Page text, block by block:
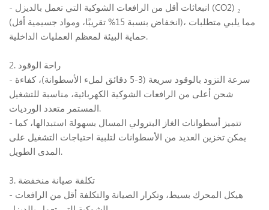
- انبعاثات أقل من الرافعات الشوكية التي تعمل بالديزل (CO2) ₂
(انخفاض بنسبة 15% تقريبًا، ومواد جسيمية أقل)، مما يلبي متطلبات
حماية البيئة لمعظم العمليات الداخلية.
2. راحة الوقود
- سرعة التزود بالوقود سريعة (3-5 دقائق لملء الأسطوانة)، كفاءة
شحن أعلى من الرافعات الشوكية الكهربائية، مناسبة للتشغيل
المستمر متعدد الورديات.
- تتميز أسطوانات الغاز البترولي المسال بسهولة استبدالها، كما
يمكن تخزين العديد من الأسطوانات لتلبية احتياجات التشغيل على
المدى الطويل.
3. تكلفة صيانة منخفضة
- هيكل المحرك بسيط، وتكرار الصيانة والتكلفة أقل من الرافعات